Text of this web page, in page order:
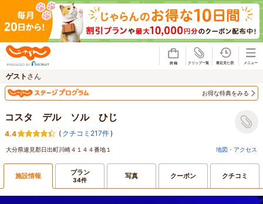
ゲスト さん
お得な特典をみる
コスタ デル ソル ひじ
4.4 ( クチコミ217件)
大分県速見郡日出町川崎４１４４番地１ 地図・アクセス
施設情報 プラン
34件 写真 クーポン クチコミ